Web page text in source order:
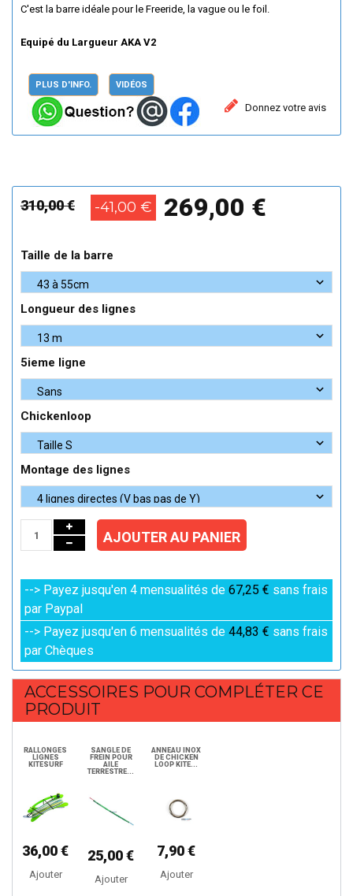
C'est la barre idéale pour le Freeride, la vague ou le foil.
Equipé du Largueur AKA V2
PLUS D'INFO. VIDÉOS
Donnez votre avis
310,00 € -41,00 € 269,00 €
Taille de la barre
Longueur des lignes
5ieme ligne
Chickenloop
Montage des lignes
AJOUTER AU PANIER
--> Payez jusqu'en 4 mensualités de 67,25 € sans frais
par Paypal
--> Payez jusqu'en 6 mensualités de 44,83 € sans frais
par Chèques
ACCESSOIRES POUR COMPLÉTER CE
PRODUIT
RALLONGES
LIGNES
KITESURF
36,00 €
Ajouter
SANGLE DE
FREIN POUR
AILE
TERRESTRE...
25,00 €
Ajouter
ANNEAU INOX
DE CHICKEN
LOOP KITE...
7,90 €
Ajouter